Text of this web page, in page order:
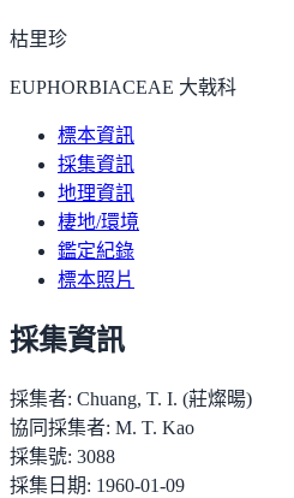
枯里珍
EUPHORBIACEAE 大戟科
標本資訊
採集資訊
地理資訊
棲地/環境
鑑定紀錄
標本照片
採集資訊
採集者: Chuang, T. I. (莊燦暘)
協同採集者: M. T. Kao
採集號: 3088
採集日期: 1960-01-09